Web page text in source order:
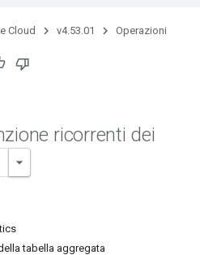
Cloud v4.53.01 Operazioni
ricorrenti dei
tabella aggregata